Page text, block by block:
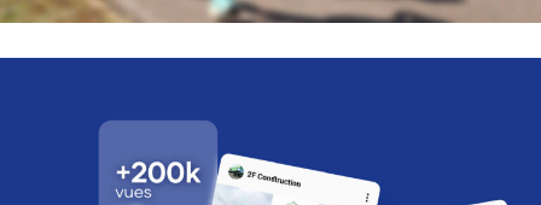
Accueil